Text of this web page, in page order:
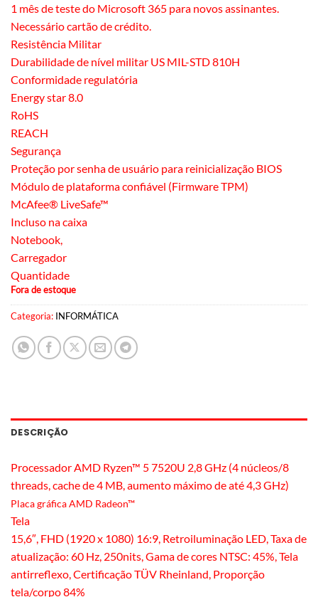
1 mês de teste do Microsoft 365 para novos assinantes.
Necessário cartão de crédito.
Resistência Militar
Durabilidade de nível militar US MIL-STD 810H
Conformidade regulatória
Energy star 8.0
RoHS
REACH
Segurança
Proteção por senha de usuário para reinicialização BIOS
Módulo de plataforma confiável (Firmware TPM)
McAfee® LiveSafe™
Incluso na caixa
Notebook,
Carregador
Quantidade
Fora de estoque
Categoria: INFORMÁTICA
DESCRIÇÃO
Processador AMD Ryzen™ 5 7520U 2,8 GHz (4 núcleos/8
threads, cache de 4 MB, aumento máximo de até 4,3 GHz)
Placa gráfica AMD Radeon™
Tela
15,6″, FHD (1920 x 1080) 16:9, Retroiluminação LED, Taxa de
atualização: 60 Hz, 250nits, Gama de cores NTSC: 45%, Tela
antirreflexo, Certificação TÜV Rheinland, Proporção
tela/corpo 84%